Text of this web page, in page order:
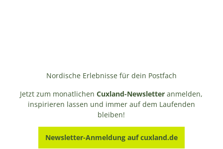
Nordische Erlebnisse für dein Postfach
Jetzt zum monatlichenCuxland-Newsletter anmelden,
inspirieren lassen und immer auf dem Laufenden
bleiben!
Newsletter-Anmeldung auf cuxland.de